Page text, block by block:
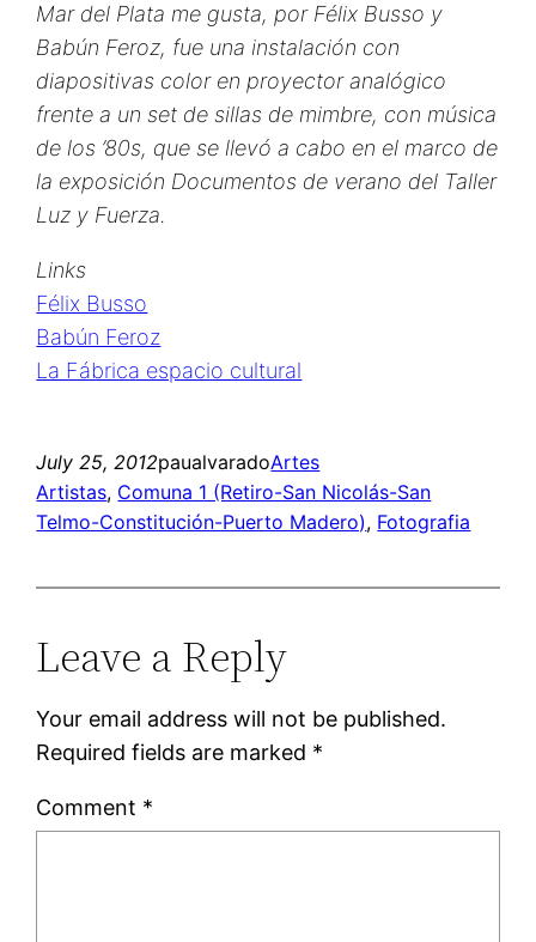
Mar del Plata me gusta, por Félix Busso y
Babún Feroz, fue una instalación con
diapositivas color en proyector analógico
frente a un set de sillas de mimbre, con música
de los ’80s, que se llevó a cabo en el marco de
la exposición Documentos de verano del Taller
Luz y Fuerza.
Links
Félix Busso
Babún Feroz
La Fábrica espacio cultural
July 25, 2012paualvaradoArtes
Artistas, Comuna 1 (Retiro-San Nicolás-San
Telmo-Constitución-Puerto Madero), Fotografia
Leave a Reply
Your email address will not be published.
Required fields are marked *
Comment *